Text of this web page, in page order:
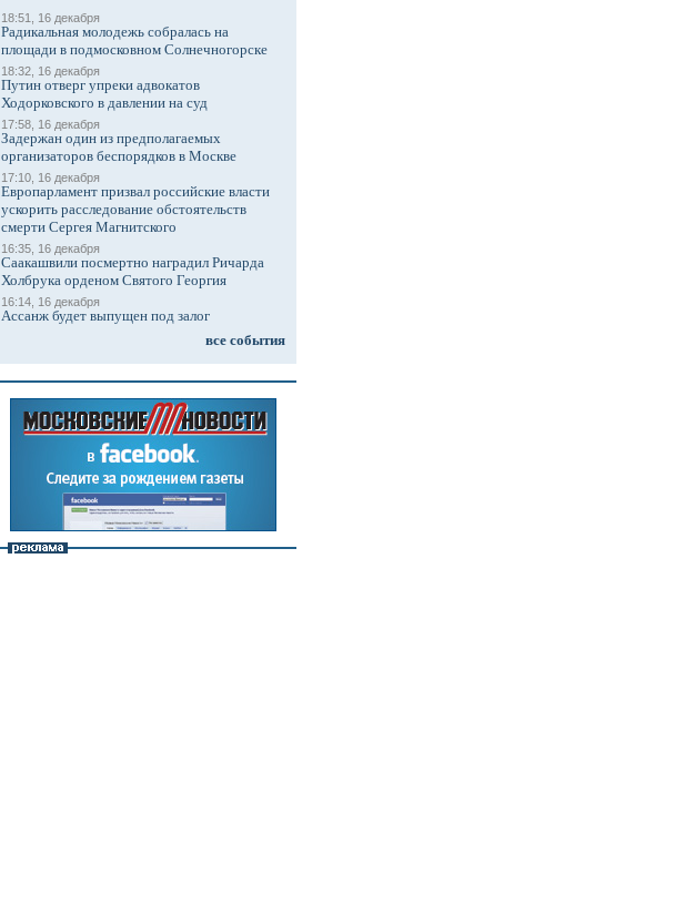
18:51, 16 декабря
Радикальная молодежь собралась на
площади в подмосковном Солнечногорске
18:32, 16 декабря
Путин отверг упреки адвокатов
Ходорковского в давлении на суд
17:58, 16 декабря
Задержан один из предполагаемых
организаторов беспорядков в Москве
17:10, 16 декабря
Европарламент призвал российские власти
ускорить расследование обстоятельств
смерти Сергея Магнитского
16:35, 16 декабря
Саакашвили посмертно наградил Ричарда
Холбрука орденом Святого Георгия
16:14, 16 декабря
Ассанж будет выпущен под залог
все события